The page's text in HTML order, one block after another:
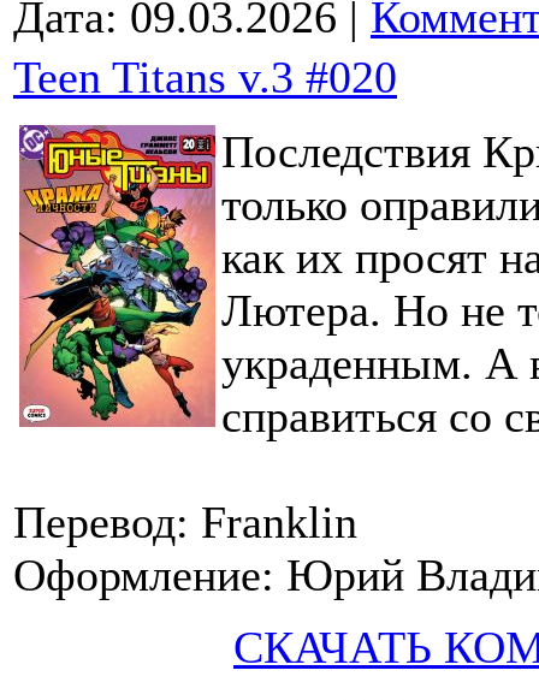
Дата: 09.03.2026 |
Teen Titans v.3 #020
Последствия
только
как их просят
Лютера. Но не
украденным. А
справиться со
Перевод: Franklin
Оформление: Юрий
СКАЧАТЬ